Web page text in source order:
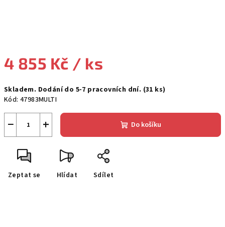
4 855 Kč / ks
cena:
Skladem. Dodání do 5-7 pracovních dní. (31 ks)
Kód: 47983MULTI
+
− Do košíku
Zeptat se Hlídat Sdílet